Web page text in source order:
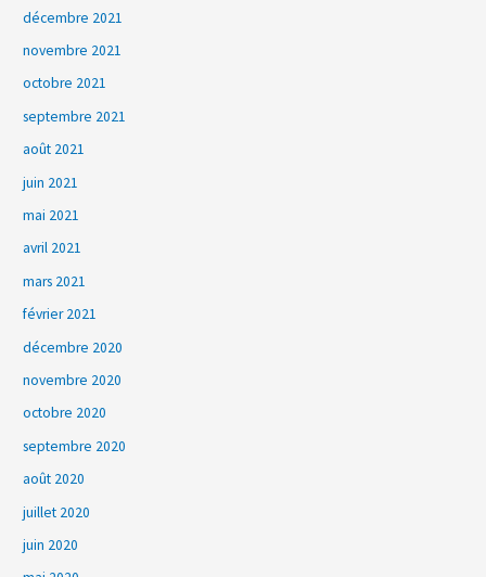
décembre 2021
novembre 2021
octobre 2021
septembre 2021
août 2021
juin 2021
mai 2021
avril 2021
mars 2021
février 2021
décembre 2020
novembre 2020
octobre 2020
septembre 2020
août 2020
juillet 2020
juin 2020